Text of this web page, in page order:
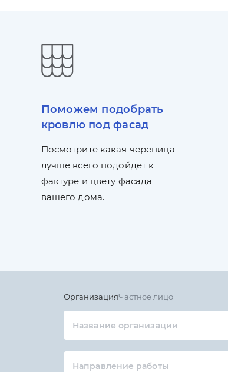
Поможем подобрать
кровлю под фасад
Посмотрите какая черепица
лучше всего подойдет к
фактуре и цвету фасада
вашего дома.
ОрганизацияЧастное лицо
Название организации
Направление работы